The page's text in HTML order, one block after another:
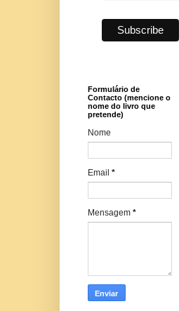
Formulário de
Contacto (mencione o
nome do livro que
pretende)
Nome
Email *
Mensagem *